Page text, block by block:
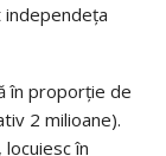
independeţa
în proporţie de
2 milioane).
în